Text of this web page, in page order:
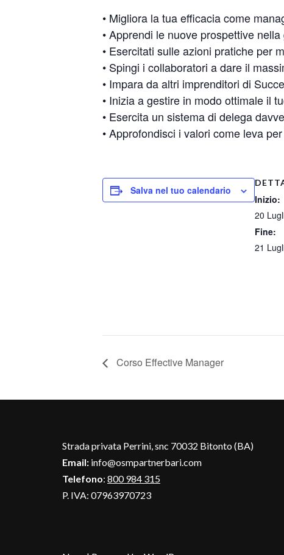
• Migliora la tua efficacia come
• Apprendi le nuove prospettive
• Esercitati sulle azioni pratiche per
• Spingi i collaboratori a dare il
• Impara da altri imprenditori di
• Inizia a gestire in modo ottimale il
• Esercita un sistema di delega
• Approfondisci i valori come leva
Salva nel tuo calendario
Inizio:
20
Fine:
21
Corso Effective Manager
Strada privata Perrini, snc 70032 Bitonto (BA)
Email: info@osmpartnerbari.com
Telefono: 800 984 315
P. IVA: 07963970723